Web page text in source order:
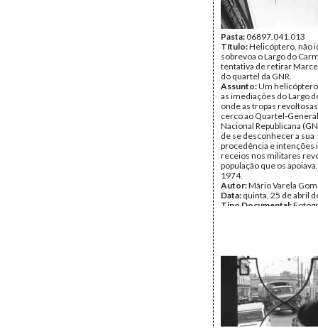
Pasta:06897.041.013
Título:Helicóptero, não
sobrevoa o Largo do
tentativa de retirar
do quartel da GNR.
Assunto:Um
as imediações do Largo
onde as tropas
cerco ao Quartel-
Nacional Republicana
de se desconhecer a sua
procedência e intenções
receios nos militares
população que os
1974.
Autor:Mário Varela
Data: quinta, 25 de abril
Tipo Documental: